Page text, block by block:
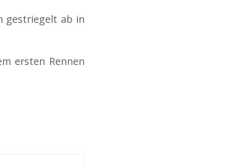
gestriegelt ab in
ersten Rennen